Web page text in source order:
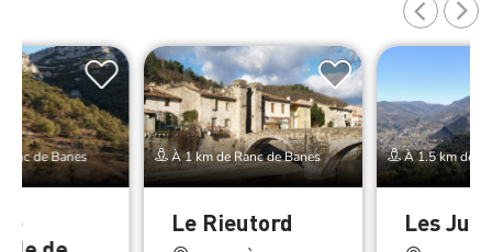
de Banes À 1 km de Ranc de Banes
Le Rieutord
À 1.5 km de
Les